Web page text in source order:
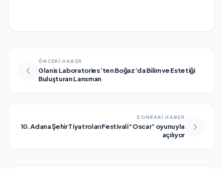
ÖNCEKİ HABER
Glanis Laboratories’ten Boğaz’da Bilim ve Estetiği
Buluşturan Lansman
SONRAKİ HABER
10. Adana Şehir Tiyatroları Festivali “Oscar” oyunuyla
açılıyor